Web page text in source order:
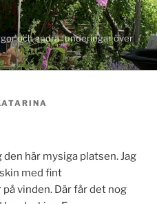
och andra funderingar över
här mysiga platsen. Jag
med fint
vinden. Där får det nog